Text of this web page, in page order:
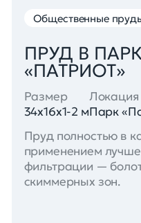
Общественные
ПРУД В
«ПАТРИОТ»
Размер
34x16x1-2 м
Локация
Парк
Пруд полностью в
применением
фильтрации —
скиммерных зон.